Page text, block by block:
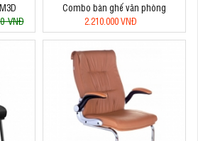
VNĐ
Combo bàn ghế văn phòng
2.210.000 VNĐ